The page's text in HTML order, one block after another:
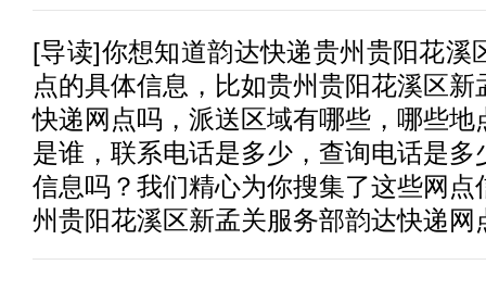
[导读]你想知道韵达快递贵州贵阳花溪
点的具体信息，比如贵州贵阳花溪区新
快递 网点吗，派送区域有哪些，哪些
是谁，联系电话是多少，查询电话是多
信息吗？我们精心为你搜集了这些网点
州贵阳花溪区新孟关服务部韵达快递网